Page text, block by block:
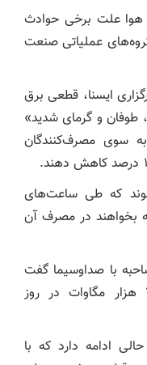
هوا علت برخی حوادث
عملیاتی صنعت
ایسنا، قطعی برق
طوفان و گرمای شدید»
سوی مصرف‌کنندگان
که طی ساعت‌های
بخواهند در مصرف آن
با صداوسیما گفت
که انتظار می‌رود رکورد مصرف از ۷۹ هزار مگاوات در روز
ادامه دارد که با